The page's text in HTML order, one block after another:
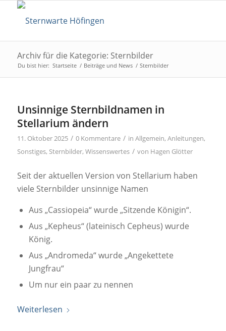
Archiv für die Kategorie: Sternbilder
Du bist hier: Startseite / Beiträge und News / Sternbilder
Unsinnige Sternbildnamen in
Stellarium ändern
11. Oktober 2025 / 0 Kommentare / in Allgemein, Anleitungen,
Sonstiges, Sternbilder, Wissenswertes / von Hagen Glötter
Seit der aktuellen Version von Stellarium haben
viele Sternbilder unsinnige Namen
Aus „Cassiopeia“ wurde „Sitzende Königin“.
Aus „Kepheus“ (lateinisch Cepheus) wurde
König.
Aus „Andromeda“ wurde „Angekettete
Jungfrau“
Um nur ein paar zu nennen
Weiterlesen